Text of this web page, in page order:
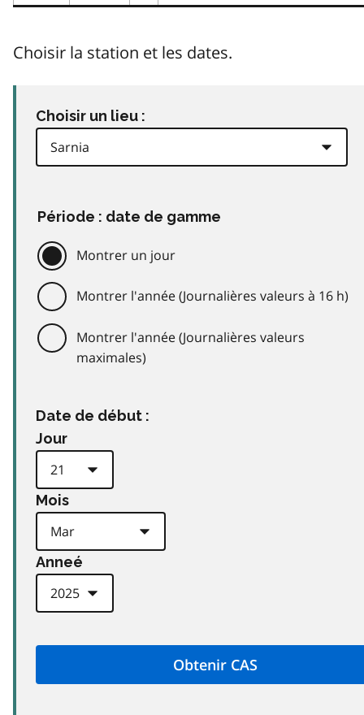
Choisir la station et les dates.
Choisir un lieu :
Période : date de gamme
Montrer un jour
Montrer l'année (Journalières valeurs à 16 h)
Montrer l'année (Journalières valeurs
maximales)
Date de début :
Jour
Mois
Anneé